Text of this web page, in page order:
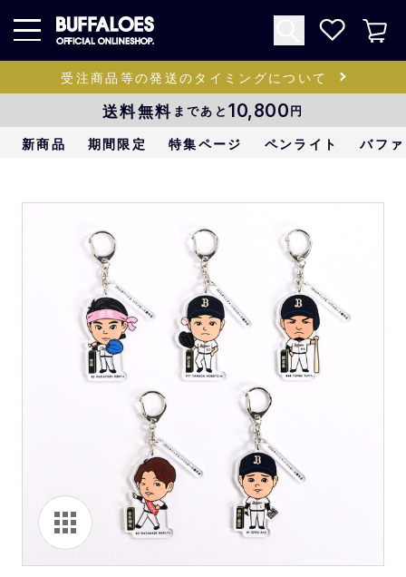
受注商品等の発送のタイミングについて
送料無料 まであと 10,800円
新商品 期間限定 特集ページ ペンライト バフ